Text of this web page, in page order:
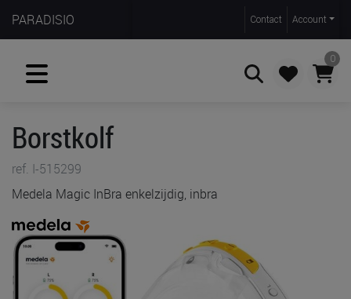
PARADISIO Contact Account
0
Borstkolf
ref. I-515299
Medela Magic InBra enkelzijdig, inbra